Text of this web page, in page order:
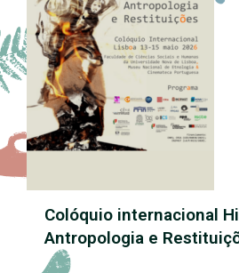
Colóquio internacional
Antropologia e